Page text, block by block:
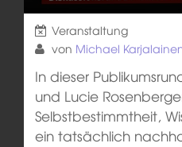
Veranstaltung
von Michael
In dieser
und Lucie
Selbstbestimmtheit,
ein tatsächlich